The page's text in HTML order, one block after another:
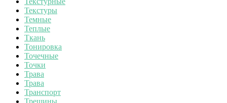
Текстуры
Темные
Теплые
Ткань
Тонировка
Точечные
Точки
Трава
Трава
Транспорт
Трещины